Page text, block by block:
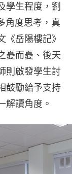
學生程度，劉
角度思考，真
岳陽樓記》
憂而憂、後天
則啟發學生討
鼓勵給予支持
解讀角度。